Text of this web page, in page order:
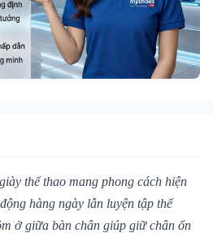
thể thao mang phong cách hiện
hàng ngày lẫn luyện tập thể
ở giữa bàn chân giúp giữ chân ổn